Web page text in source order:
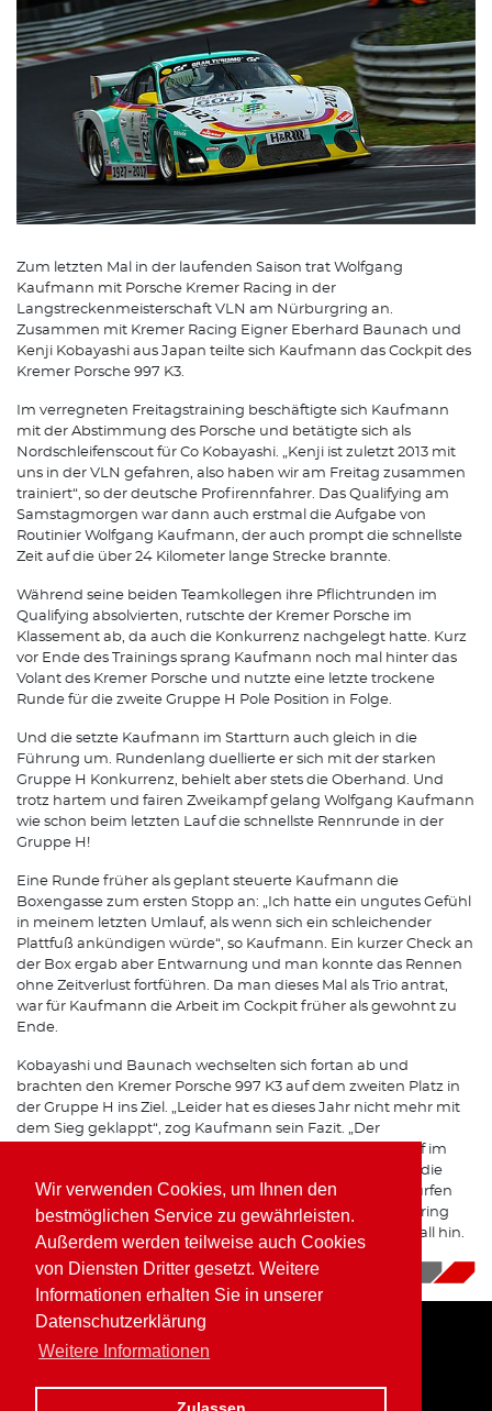
Wir verwenden Cookies, um Ihnen den
bestmöglichen Service zu gewährleisten.
Außerdem werden teilweise auch Cookies
von Diensten Dritter gesetzt. Weitere
Informationen erhalten Sie in unserer
Datenschutzerklärung
Weitere Informationen
Zum letzten Mal in der laufenden Saison trat Wolfgang
Kaufmann mit Porsche Kremer Racing in der
Langstreckenmeisterschaft VLN am Nürburgring an.
Zusammen mit Kremer Racing Eigner Eberhard Baunach und
Kenji Kobayashi aus Japan teilte sich Kaufmann das Cockpit des
Kremer Porsche 997 K3.
Im verregneten Freitagstraining beschäftigte sich Kaufmann
mit der Abstimmung des Porsche und betätigte sich als
Nordschleifenscout für Co Kobayashi. „Kenji ist zuletzt 2013 mit
uns in der VLN gefahren, also haben wir am Freitag zusammen
trainiert“, so der deutsche Profirennfahrer. Das Qualifying am
Samstagmorgen war dann auch erstmal die Aufgabe von
Routinier Wolfgang Kaufmann, der auch prompt die schnellste
Zeit auf die über 24 Kilometer lange Strecke brannte.
Während seine beiden Teamkollegen ihre Pflichtrunden im
Qualifying absolvierten, rutschte der Kremer Porsche im
Klassement ab, da auch die Konkurrenz nachgelegt hatte. Kurz
vor Ende des Trainings sprang Kaufmann noch mal hinter das
Volant des Kremer Porsche und nutzte eine letzte trockene
Runde für die zweite Gruppe H Pole Position in Folge.
Und die setzte Kaufmann im Startturn auch gleich in die
Führung um. Rundenlang duellierte er sich mit der starken
Gruppe H Konkurrenz, behielt aber stets die Oberhand. Und
trotz hartem und fairen Zweikampf gelang Wolfgang Kaufmann
wie schon beim letzten Lauf die schnellste Rennrunde in der
Gruppe H!
Eine Runde früher als geplant steuerte Kaufmann die
Boxengasse zum ersten Stopp an: „Ich hatte ein ungutes Gefühl
in meinem letzten Umlauf, als wenn sich ein schleichender
Plattfuß ankündigen würde“, so Kaufmann. Ein kurzer Check an
der Box ergab aber Entwarnung und man konnte das Rennen
ohne Zeitverlust fortführen. Da man dieses Mal als Trio antrat,
war für Kaufmann die Arbeit im Cockpit früher als gewohnt zu
Ende.
Kobayashi und Baunach wechselten sich fortan ab und
brachten den Kremer Porsche 997 K3 auf dem zweiten Platz in
der Gruppe H ins Ziel. „Leider hat es dieses Jahr nicht mehr mit
dem Sieg geklappt“, zog Kaufmann sein Fazit. „Der
wunderschöne 997 K3 war wieder perfekt, der Zweikampf im
meinem Stint war spannend und hat den Fans rund um die
Nordschleife sicher richtig Spaß gemacht. Ich hoffe wir dürfen
das Auto nächstes Jahr bei den 24-Stunden am Nürburgring
fahren, da gehört der Kremer Porsche 997 K3 auf jeden Fall hin.
16.10.2017|
Home Impressum